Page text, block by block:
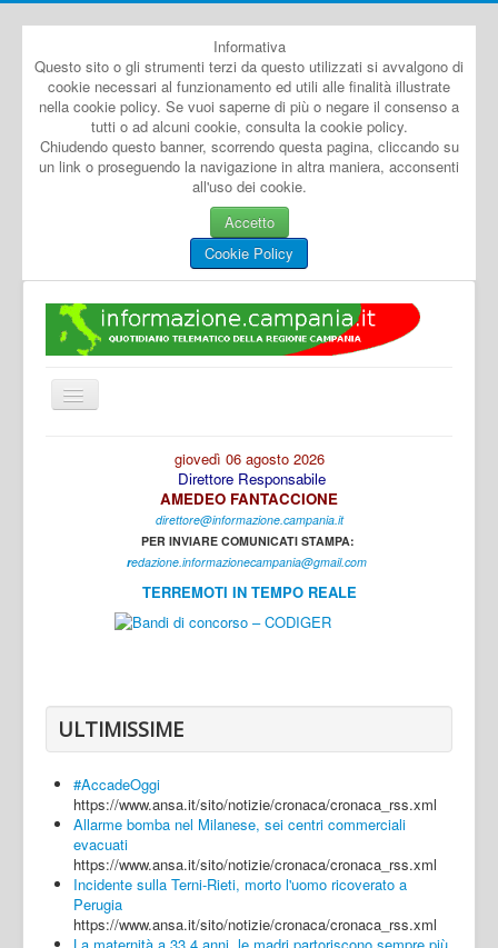
Informativa
Questo sito o gli strumenti terzi da questo utilizzati si avvalgono di
cookie necessari al funzionamento ed utili alle finalità illustrate
nella cookie policy. Se vuoi saperne di più o negare il consenso a
tutti o ad alcuni cookie, consulta la cookie policy.
Chiudendo questo banner, scorrendo questa pagina, cliccando su
un link o proseguendo la navigazione in altra maniera, acconsenti
all'uso dei cookie.
Accetto
Cookie Policy
Cambia
navigazione
Caserta
Napoli
Salerno
Login
giovedì 06 agosto 2026
Direttore Responsabile
AMEDEO FANTACCIONE
direttore@informazione.campania.it
PER INVIARE COMUNICATI STAMPA:
redazione.informazionecampania@gmail.com
TERREMOTI IN TEMPO REALE
ULTIMISSIME
#AccadeOggi
https://www.ansa.it/sito/notizie/cronaca/cronaca_rss.xml
Allarme bomba nel Milanese, sei centri commerciali
evacuati
https://www.ansa.it/sito/notizie/cronaca/cronaca_rss.xml
Incidente sulla Terni-Rieti, morto l'uomo ricoverato a
Perugia
https://www.ansa.it/sito/notizie/cronaca/cronaca_rss.xml